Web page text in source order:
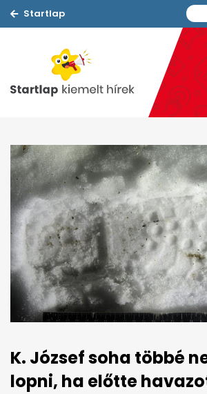
Startlap
K. József soha többé
lopni, ha előtte